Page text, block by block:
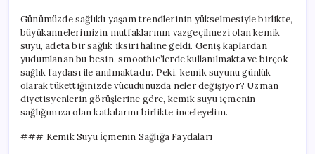
ve
Etkileri
için
Günümüzde sağlıklı yaşam trendlerinin yükselmesiyle birlikte,
büyükannelerimizin mutfaklarının vazgeçilmezi olan kemik
suyu, adeta bir sağlık iksiri haline geldi. Geniş kaplardan
yudumlanan bu besin, smoothie’lerde kullanılmakta ve birçok
sağlık faydası ile anılmaktadır. Peki, kemik suyunu günlük
olarak tükettiğinizde vücudunuzda neler değişiyor? Uzman
diyetisyenlerin görüşlerine göre, kemik suyu içmenin
sağlığımıza olan katkılarını birlikte inceleyelim.
### Kemik Suyu İçmenin Sağlığa Faydaları